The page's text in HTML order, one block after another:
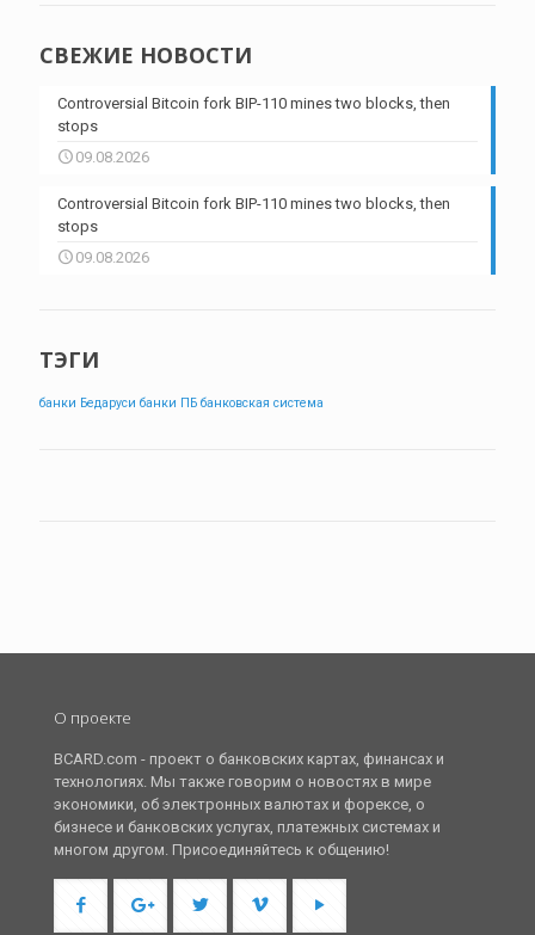
СВЕЖИЕ НОВОСТИ
Controversial Bitcoin fork BIP-110 mines two blocks, then
stops
09.08.2026
Controversial Bitcoin fork BIP-110 mines two blocks, then
stops
09.08.2026
ТЭГИ
банки Бедаруси банки ПБ банковская система
О проекте
BCARD.com - проект о банковских картах, финансах и
технологиях. Мы также говорим о новостях в мире
экономики, об электронных валютах и форексе, о
бизнесе и банковских услугах, платежных системах и
многом другом. Присоединяйтесь к общению!